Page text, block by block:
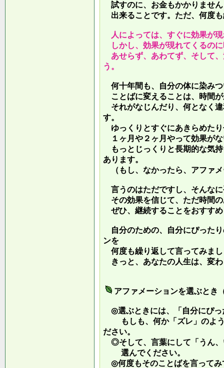
試すのに、お金もかかりませ
出来ることです。ただ、何度
人によっては、すぐに効果が
しかし、効果が現れてくるの
あせらず、あわてず、そして
う。
何十年間も、自分の体に染み
ことばに変えることは、時間
それがなじんだり、何となく
す。
ゆっくりとすぐにあきらめた
１ヶ月や２ヶ月やって効果が
もっとじっくりと長期的な気
あります。
（もし、なかったら、アファ
言うのはただですし、そんな
その効果を信じて、ただ時間
ぜひ、継続することをおすす
自分のための、自分にぴった
ンを
何度も繰り返して言ってみま
きっと、あなたの人生は、変
アファメーションを選ぶとき
◎選ぶときには、「自分にぴっ
もしも、何か「ズレ」のよう
ださい。
◎そして、言葉にして「うん、
選んでください。
◎何度もそのことばを言ってみ